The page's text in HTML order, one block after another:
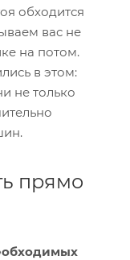
обходится
вас не
на потом.
в этом:
не только
прямо